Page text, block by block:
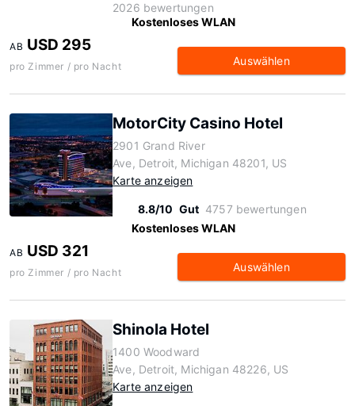
2026 bewertungen
Kostenloses WLAN
AB USD 295
pro Zimmer / pro Nacht Auswählen
MotorCity Casino Hotel
2901 Grand River
Ave, Detroit, Michigan 48201, US
Karte anzeigen
8.8/10 Gut 4757 bewertungen
Kostenloses WLAN
AB USD 321
pro Zimmer / pro Nacht Auswählen
Shinola Hotel
1400 Woodward
Ave, Detroit, Michigan 48226, US
Karte anzeigen